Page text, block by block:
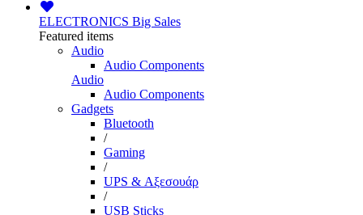
ELECTRONICS Big Sales
Featured items
Audio
Audio Components
Audio
Audio Components
Gadgets
Bluetooth
/
Gaming
/
UPS & Αξεσουάρ
/
USB Sticks